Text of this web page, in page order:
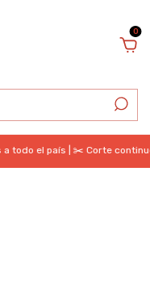
0
todo el país | ✂️ Corte